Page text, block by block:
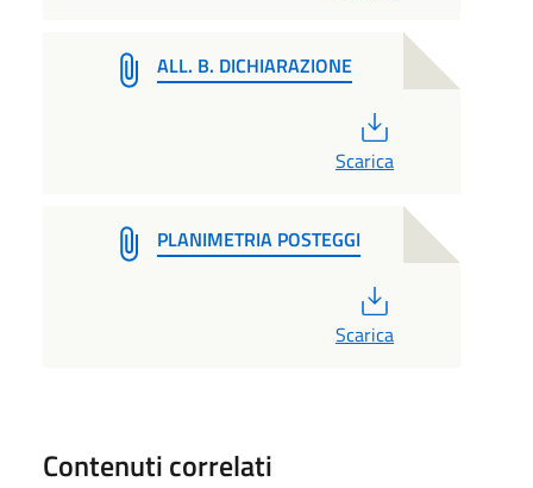
ALL. B. DICHIARAZIONE
Scarica
PLANIMETRIA POSTEGGI
Scarica
Contenuti correlati